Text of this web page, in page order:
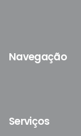
Navegação
Serviços